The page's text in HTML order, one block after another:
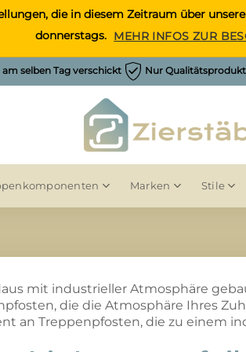
die in diesem Zeitraum über
donnerstags. MEHR INFOS ZUR
selben Tag verschickt Nur
Marken Stile
mit industrieller Atmosphäre
die die Atmosphäre Ihres
an Treppenpfosten, die zu einem